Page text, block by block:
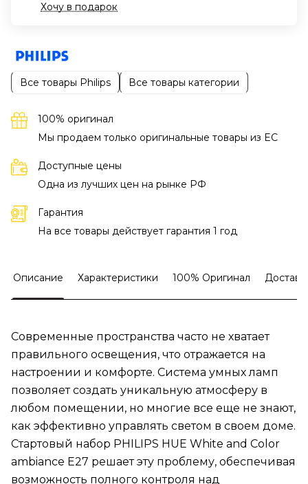
Хочу в подарок
Все товары Philips Все товары категории
100% оригинал
Мы продаем только оригинальные товары из EC
Доступные цены
Одна из лучших цен на рынке РФ
Гарантия
На все товары действует гарантия 1 год
Описание Характеристики 100% Оригинал
Современные пространства часто не хватает
правильного освещения, что отражается на
настроении и комфорте. Система умных ламп
позволяет создать уникальную атмосферу в
любом помещении, но многие все еще не знают,
как эффективно управлять светом в своем доме.
Стартовый набор PHILIPS HUE White and Color
ambiance E27 решает эту проблему, обеспечивая
возможность полного контроля над